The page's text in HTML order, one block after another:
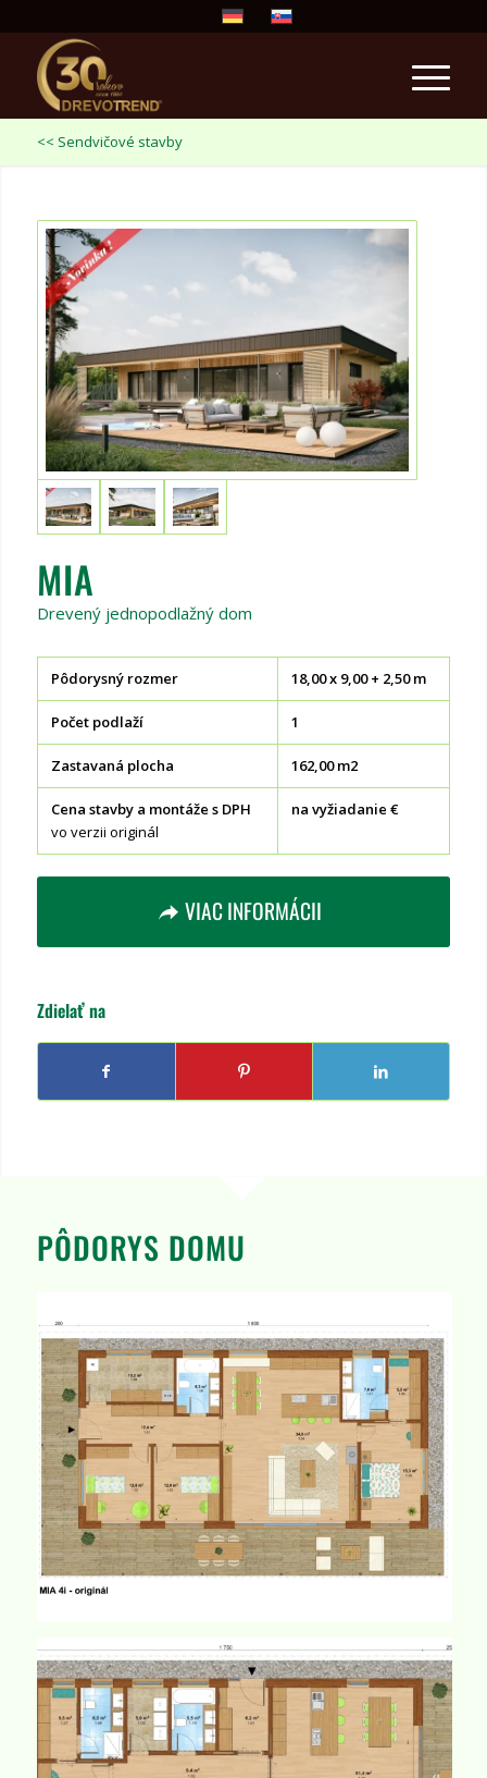
<< Sendvičové stavby
MIA
Drevený jednopodlažný dom
Pôdorysný rozmer 18,00 x 9,00 + 2,50 m
Počet podlaží 1
Zastavaná plocha 162,00 m2
Cena stavby a montáže s DPH
vo verzii originál
na vyžiadanie €
VIAC INFORMÁCII
Zdielať na
PÔDORYS DOMU